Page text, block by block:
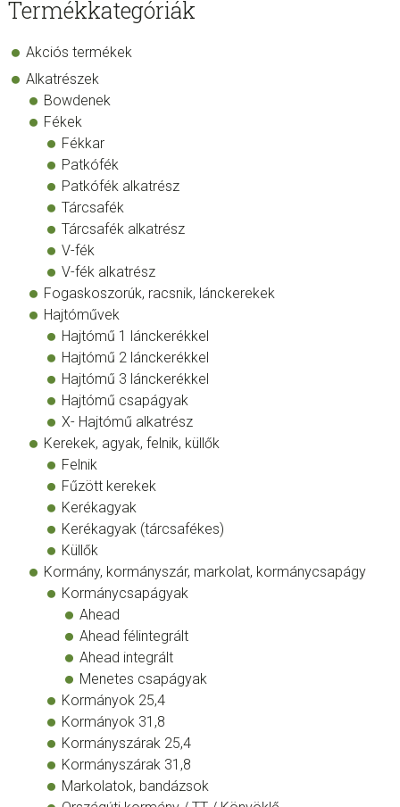
Termékkategóriák
Akciós termékek
Alkatrészek
Bowdenek
Fékek
Fékkar
Patkófék
Patkófék alkatrész
Tárcsafék
Tárcsafék alkatrész
V-fék
V-fék alkatrész
Fogaskoszorúk, racsnik, lánckerekek
Hajtóművek
Hajtómű 1 lánckerékkel
Hajtómű 2 lánckerékkel
Hajtómű 3 lánckerékkel
Hajtómű csapágyak
X- Hajtómű alkatrész
Kerekek, agyak, felnik, küllők
Felnik
Fűzött kerekek
Kerékagyak
Kerékagyak (tárcsafékes)
Küllők
Kormány, kormányszár, markolat, kormánycsapágy
Kormánycsapágyak
Ahead
Ahead félintegrált
Ahead integrált
Menetes csapágyak
Kormányok 25,4
Kormányok 31,8
Kormányszárak 25,4
Kormányszárak 31,8
Markolatok, bandázsok